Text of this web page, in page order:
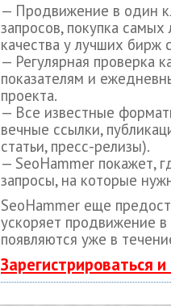
— Продвижение в один
запросов, покупка
качества у лучших бирж
— Регулярная проверка
показателям и
проекта.
— Все известные
вечные ссылки,
статьи, пресс-релизы).
— SeoHammer покажет,
запросы, на которые
SeoHammer еще
ускоряет продвижение в
появляются уже в
Зарегистрироваться